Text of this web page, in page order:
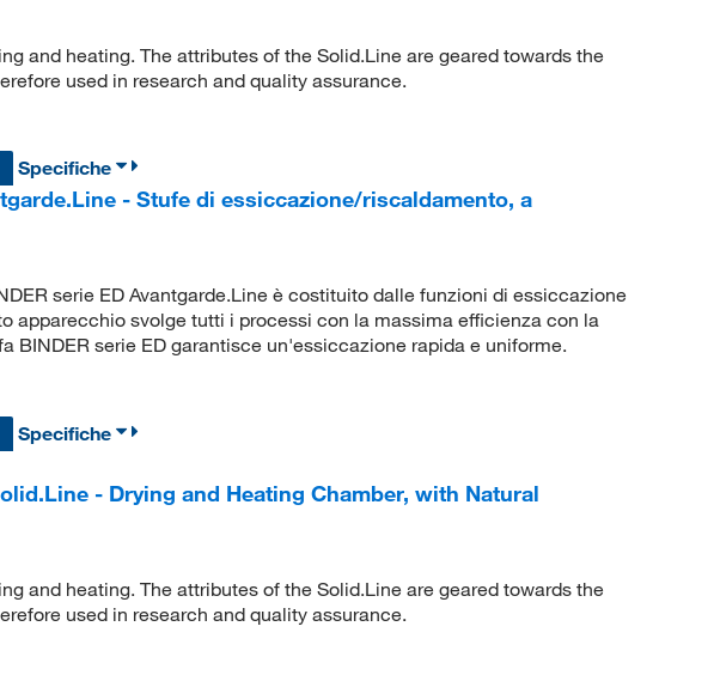
and heating. The attributes of the Solid.Line are geared towards the
used in research and quality assurance.
Specifiche
- Stufe di essiccazione/riscaldamento, a
serie ED Avantgarde.Line è costituito dalle funzioni di essiccazione
apparecchio svolge tutti i processi con la massima efficienza con la
BINDER serie ED garantisce un'essiccazione rapida e uniforme.
Specifiche
- Drying and Heating Chamber, with Natural
and heating. The attributes of the Solid.Line are geared towards the
used in research and quality assurance.